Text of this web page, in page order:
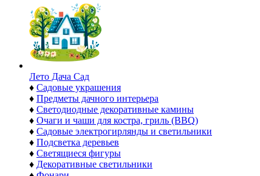
Лето Дача Сад
♦ Садовые украшения
♦ Предметы дачного интерьера
♦ Светодиодные декоративные камины
♦ Очаги и чаши для костра, гриль (BBQ)
♦ Садовые электрогирлянды и светильники
♦ Подсветка деревьев
♦ Светящиеся фигуры
♦ Декоративные светильники